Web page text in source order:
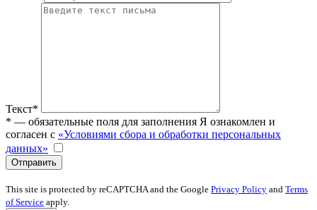
Текст*
* — обязательные поля для заполнения Я ознакомлен и
согласен с «Условиями сбора и обработки персональных
данных»
Отправить
This site is protected by reCAPTCHA and the Google Privacy Policy and Terms
of Service apply.